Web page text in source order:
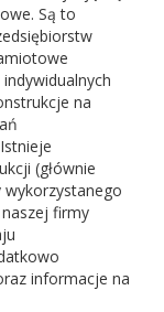
Są to
na
(głównie
firmy
informacje na